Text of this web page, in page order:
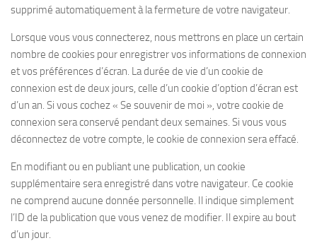
supprimé automatiquement à la fermeture de votre navigateur.
Lorsque vous vous connecterez, nous mettrons en place un certain
nombre de cookies pour enregistrer vos informations de connexion
et vos préférences d’écran. La durée de vie d’un cookie de
connexion est de deux jours, celle d’un cookie d’option d’écran est
d’un an. Si vous cochez « Se souvenir de moi », votre cookie de
connexion sera conservé pendant deux semaines. Si vous vous
déconnectez de votre compte, le cookie de connexion sera effacé.
En modifiant ou en publiant une publication, un cookie
supplémentaire sera enregistré dans votre navigateur. Ce cookie
ne comprend aucune donnée personnelle. Il indique simplement
l’ID de la publication que vous venez de modifier. Il expire au bout
d’un jour.